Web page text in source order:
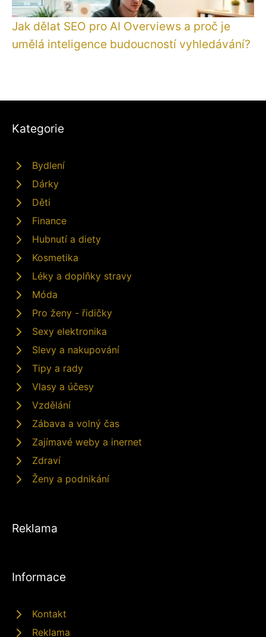
Jak dělat SEO pro AI Overviews a proč je
umělá inteligence budoucností vyhledávání?
Kategorie
Bydlení
Dárky
Děti
Finance
Hubnutí a diety
Kosmetika
Léky a doplňky stravy
Móda
Pro ženy - řidičky
Sexy elektronika
Slevy a nakupování
Tipy a rady
Vlasy a účesy
Vzdělání
Zábava a volný čas
Zajímavé weby a inernet
Zdraví
Ženy a podnikání
Reklama
Informace
Kontakt
Reklama